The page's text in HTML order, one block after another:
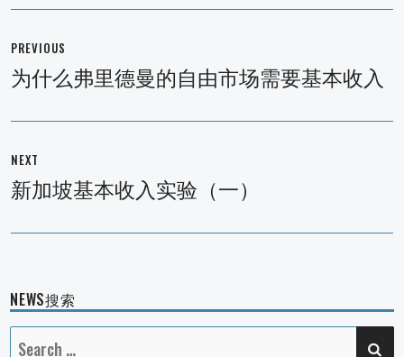
章
导
PREVIOUS
Previous
为什么弗里德曼的自由市场需要基本收入
NEXT
Next
新加坡基本收入实验（一）
NEWS搜索
Search